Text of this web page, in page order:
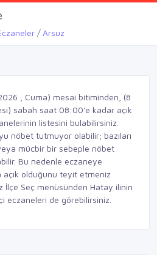
Arsuz
, Cuma) mesai bitiminden, (8
sabah saat 08:00'e kadar açık
listesini bulabilirsiniz.
nöbet tutmuyor olabilir; bazıları
mücbir bir sebeple nöbet
Bu nedenle eczaneye
olduğunu teyit etmeniz
İlçe Seç menüsünden Hatay ilinin
eczaneleri de görebilirsiniz.